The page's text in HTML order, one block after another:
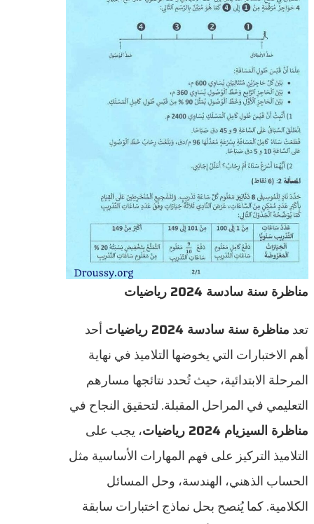
مناظرة سنة سادسة 2024 رياضيات
تعد مناظرة سنة سادسة 2024 رياضيات
أحد
أهم الاختبارات التي يخوضها التلاميذ في نهاية
المرحلة الابتدائية، حيث تُحدد نتائجها مسارهم
التعليمي في المراحل المقبلة. لتحقيق النجاح في
مناظرة السيزيام 2024 رياضيات
، يجب على
التلاميذ التركيز على فهم المهارات الأساسية مثل
الحساب الذهني، الهندسة، وحل المسائل
الكلامية. كما يُنصح بحل نماذج اختبارات سابقة